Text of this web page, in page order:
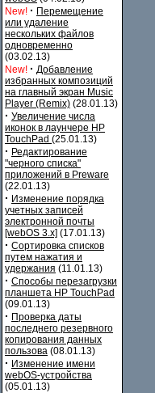
New! · Перемещение
или удаление
нескольких файлов
одновременно
(03.02.13)
New! · Добавление
избранных композиций
на главный экран Music
Player (Remix) (28.01.13)
· Увеличение числа
иконок в лаунчере HP
TouchPad (25.01.13)
· Редактирование
"черного списка"
приложений в Preware
(22.01.13)
· Изменение порядка
учетных записей
электронной почты
[webOS 3.x] (17.01.13)
· Сортировка списков
путем нажатия и
удержания (11.01.13)
· Способы перезагрузки
планшета HP TouchPad
(09.01.13)
· Проверка даты
последнего резервного
копирования данных
пользова (08.01.13)
· Изменение имени
webOS-устройства
(05.01.13)